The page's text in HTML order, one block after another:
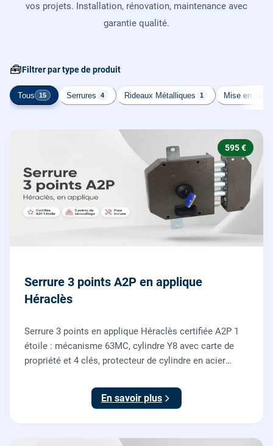
vos projets. Installation, rénovation, maintenance avec
garantie qualité.
🧰Filtrer par type de produit
Tous 15 Serrures 4 Rideaux Métalliques 1 Mise en
595 €
Serrure 3 points A2P en applique
Héraclès
Serrure 3 points en applique Héraclès certifiée A2P 1
étoile : mécanisme 63MC, cylindre Y8 avec carte de
propriété et 4 clés, protecteur de cylindre en acier
renforcer une porte d'entrée existante.
En savoir plus